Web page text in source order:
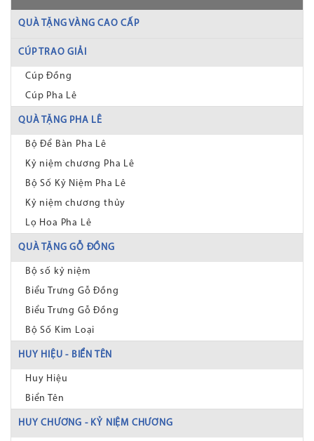
QUÀ TẶNG VÀNG CAO CẤP
CÚP TRAO GIẢI
Cúp Đồng
Cúp Pha Lê
QUÀ TẶNG PHA LÊ
Bộ Để Bàn Pha Lê
Kỷ niệm chương Pha Lê
Bộ Số Kỷ Niệm Pha Lê
Kỷ niệm chương thủy
Lọ Hoa Pha Lê
QUÀ TẶNG GỖ ĐỒNG
Bộ số kỷ niệm
Biểu Trưng Gỗ Đồng
Biểu Trưng Gỗ Đồng
Bộ Số Kim Loại
HUY HIỆU - BIỂN TÊN
Huy Hiệu
Biển Tên
HUY CHƯƠNG - KỶ NIỆM CHƯƠNG